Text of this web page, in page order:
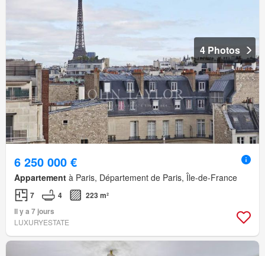
4 Photos
6 250 000 €
Appartement à Paris, Département de Paris, Île-de-France
7 4
223 m²
Il y a 7 jours
LUXURYESTATE